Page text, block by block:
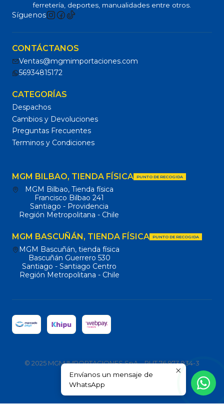
ferretería, deportes, manualidades entre otros.
Síguenos
CONTÁCTANOS
Ventas@mgmimportaciones.com
56934815172
CATEGORÍAS
Despachos
Cambios y Devoluciones
Preguntas Frecuentes
Terminos y Condiciones
MGM BILBAO, TIENDA FÍSICA PUNTO DE RECOGIDA
MGM Bilbao, Tienda física
Francisco Bilbao 241
Santiago - Providencia
Región Metropolitana - Chile
MGM BASCUÑÁN, TIENDA FÍSICA PUNTO DE RECOGIDA
MGM Bascuñán, tienda física
Bascuñán Guerrero 530
Santiago - Santiago Centro
Región Metropolitana - Chile
© 2025 MGM IMPORTACIONES SpA – RUT 76.973.934-3
Todos los derechos reservados.
Envíanos un mensaje de
WhatsApp